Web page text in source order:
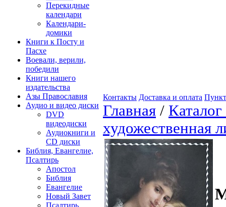
Перекидные
календари
Календари-
домики
Книги к Посту и
Пасхе
Воевали, верили,
победили
Книги нашего
издательства
Азы Православия
Аудио и видео диски
DVD
видеодиски
Аудиокниги и
CD диски
Библия, Евангелие,
Псалтирь
Апостол
Библия
Евангелие
Новый Завет
Псалтирь
Контакты Доставка и оплата
Главная /
художественная